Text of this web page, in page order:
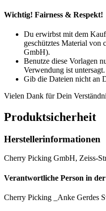
Wichtig! Fairness & Respekt!
Du erwirbst mit dem
geschütztes Material
GmbH).
Benutze diese Vorlagen
Verwendung ist untersagt.
Gib die Dateien nicht an
Vielen Dank für Dein
Produktsicherheit
Herstellerinformationen
Cherry Picking GmbH, Zeiss-
Verantwortliche Person in
Cherry Picking _Anke Gerdes